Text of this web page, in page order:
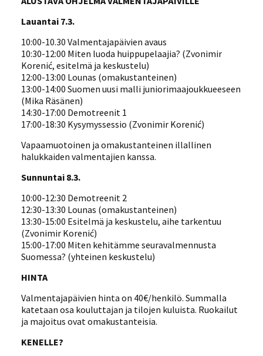
Lauantai 7.3.
10:00-10.30 Valmentajapäivien avaus
10:30-12:00 Miten luoda huippupelaajia? (Zvonimir
Korenić, esitelmä ja keskustelu)
12:00-13:00 Lounas (omakustanteinen)
13:00-14:00 Suomen uusi malli juniorimaajoukkueeseen
(Mika Räsänen)
14:30-17:00 Demotreenit 1
17:00-18:30 Kysymyssessio (Zvonimir Korenić)
Vapaamuotoinen ja omakustanteinen illallinen
halukkaiden valmentajien kanssa.
Sunnuntai 8.3.
10:00-12:30 Demotreenit 2
12:30-13:30 Lounas (omakustanteinen)
13:30-15:00 Esitelmä ja keskustelu, aihe tarkentuu
(Zvonimir Korenić)
15:00-17:00 Miten kehitämme seuravalmennusta
Suomessa? (yhteinen keskustelu)
HINTA
Valmentajapäivien hinta on 40€/henkilö. Summalla
katetaan osa kouluttajan ja tilojen kuluista. Ruokailut
ja majoitus ovat omakustanteisia.
KENELLE?